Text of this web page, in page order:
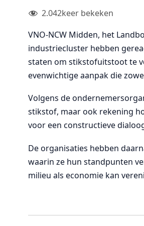
2.042keer bekeken
VNO-NCW Midden, het
industriecluster hebben
staten om stikstofuitstoot te
evenwichtige aanpak die
Volgens de
stikstof, maar ook rekening
voor een constructieve
De organisaties hebben
waarin ze hun standpunten
milieu als economie kan